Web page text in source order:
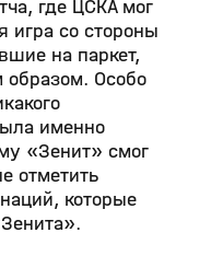
где ЦСКА мог
игра со стороны
на паркет,
Особо
именно
«Зенит» смог
отметить
которые